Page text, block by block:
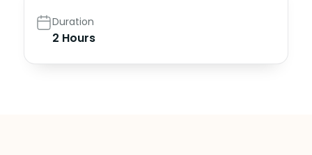
Duration
2 Hours